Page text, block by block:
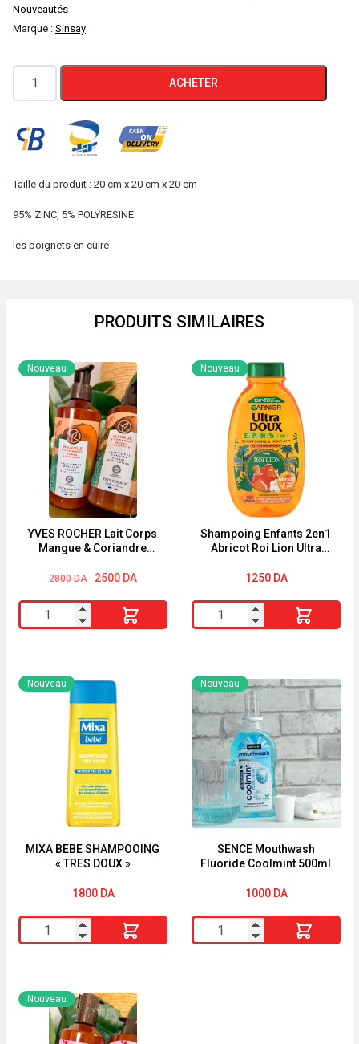
Nouveautés
Marque : Sinsay
quantité
de
Cache
Métallique
ACHETER
Taille du produit : 20 cm x 20 cm x 20 cm
95% ZINC, 5% POLYRESINE
les poignets en cuire
PRODUITS SIMILAIRES
YVES ROCHER Lait Corps
Mangue & Coriandre
Nouveau
2800DA
Le
initial
était :
2800 DA.
2500 DA
Le
actuel
est :
2500 DA.
quantité
de
ROCHER
Lait
Coriandre
Shampoing Enfants 2en1
Abricot Roi Lion Ultra
Nouveau
1250 DA
quantité
de
Enfants
2en1
Abricot
Roi
Lion
Ultra
Doux
250ml
MIXA BEBE SHAMPOOING
« TRES DOUX »
Nouveau
1800 DA
quantité
de
BEBE
SHAMPOOING
SENCE Mouthwash
Fluoride Coolmint 500ml
Nouveau
1000 DA
quantité
de
Nouveau